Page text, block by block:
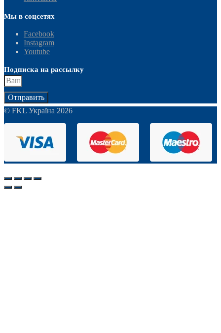
Мы в соцсетях
Facebook
Instagram
Youtube
Подписка на рассылку
Отправить
© FKL Україна 2026